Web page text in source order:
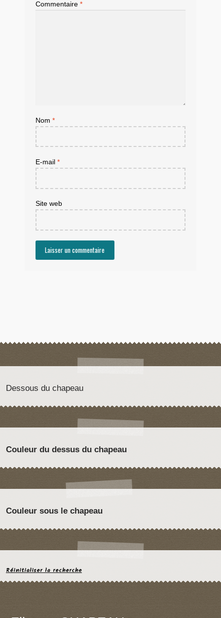
Commentaire *
Nom *
E-mail *
Site web
Dessous du chapeau
Couleur du dessus du chapeau
Couleur sous le chapeau
Réinitialiser la recherche